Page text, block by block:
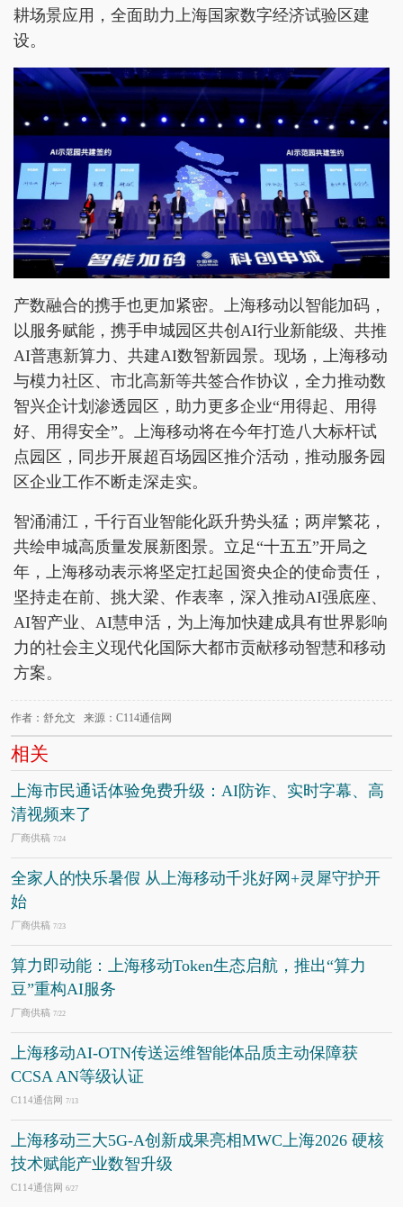
耕场景应用，全面助力上海国家数字经济试验区建
设。
产数融合的携手也更加紧密。上海移动以智能加码，
以服务赋能，携手申城园区共创AI行业新能级、共推
AI普惠新算力、共建AI数智新园景。现场，上海移动
与模力社区、市北高新等共签合作协议，全力推动数
智兴企计划渗透园区，助力更多企业“用得起、用得
好、用得安全”。上海移动将在今年打造八大标杆试
点园区，同步开展超百场园区推介活动，推动服务园
区企业工作不断走深走实。
智涌浦江，千行百业智能化跃升势头猛；两岸繁花，
共绘申城高质量发展新图景。立足“十五五”开局之
年，上海移动表示将坚定扛起国资央企的使命责任，
坚持走在前、挑大梁、作表率，深入推动AI强底座、
AI智产业、AI慧申活，为上海加快建成具有世界影响
力的社会主义现代化国际大都市贡献移动智慧和移动
方案。
作者：舒允文 来源：C114通信网
相关
上海市民通话体验免费升级：AI防诈、实时字幕、高
清视频来了
厂商供稿 7/24
全家人的快乐暑假 从上海移动千兆好网+灵犀守护开
始
厂商供稿 7/23
算力即动能：上海移动Token生态启航，推出“算力
豆”重构AI服务
厂商供稿 7/22
上海移动AI-OTN传送运维智能体品质主动保障获
CCSA AN等级认证
C114通信网 7/13
上海移动三大5G-A创新成果亮相MWC上海2026 硬核
技术赋能产业数智升级
C114通信网 6/27